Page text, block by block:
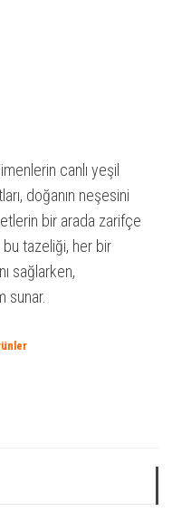
canlı yeşil
doğanın neşesini
bir arada zarifçe
bu tazeliği, her bir
sağlarken,
sunar.